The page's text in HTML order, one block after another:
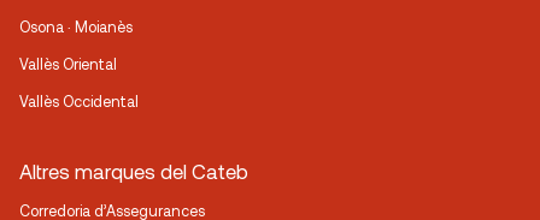
Osona · Moianès
Vallès Oriental
Vallès Occidental
Altres marques del Cateb
Corredoria d’Assegurances